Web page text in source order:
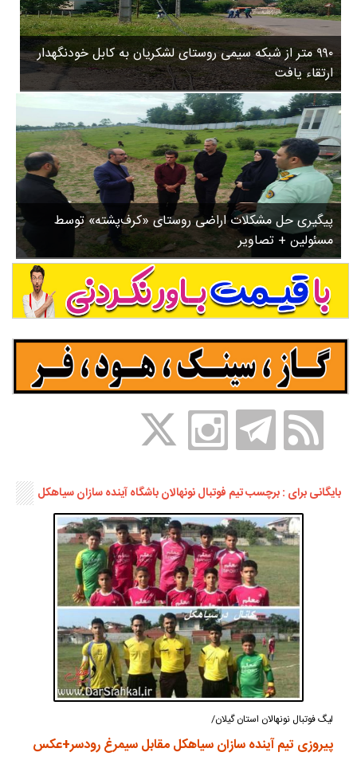
روستاها
ورزشی
سیاسی
چندرسانه ای
مسیر گردشگری دیلمان
درباره ما
۹۹۰ متر از شبکه سیمی روستای لشکریان به کابل خودنگهدار
ارتقاء یافت
پیگیری حل مشکلات اراضی روستای «کرف‌پشته» توسط
مسئولین + تصاویر
۳
۵
۸
ب
ا
ز
ن
ش
س
ت
ش
د
.
بایگانی برای : برچسب تیم فوتبال نونهالان باشگاه آینده سازان سیاهکل
لیگ فوتبال نونهالان استان گیلان/
پیروزی تیم آینده سازان سیاهکل مقابل سیمرغ رودسر+عکس